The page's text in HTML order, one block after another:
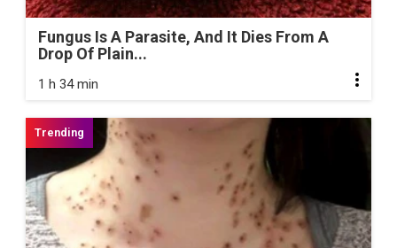
Fungus Is A Parasite, And It Dies From A
Drop Of Plain...
1 h 34 min